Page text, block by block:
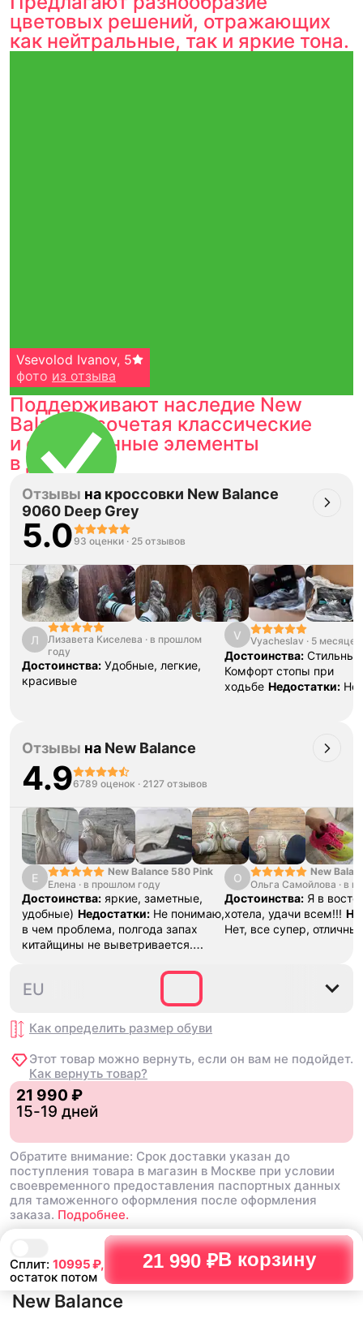
Сплит: 10995₽,
остаток потом
21 990 ₽В корзину
цветовых решений, отражающих
как нейтральные, так и яркие тона.
Тройная гарантия
оригинальности
Товар сертифицирован и опломбирован.
по 16 параметрам.
Если придёт подделка — вернём деньги
в трёхкратном размере.
Как мы провеяем товары
Vsevolod Ivanov, 5
фото из отзыва
Поддерживают наследие New
Balance, сочетая классические
и современные элементы
в дизайне.
Отзывы на кроссовки New Balance
9060 Deep Grey
5.0 93 оценки · 25 отзывов
Л Лизавета Киселева · в прошлом
году
Достоинства: Удобные, легкие,
красивые
V Vyacheslav · 5
Достоинства:
Комфорт стопы при
ходьбе Недостатки: Не
Отзывы на New Balance
4.96789 оценок · 2127 отзывов
Е
New Balance 580 Pink
Елена · в прошлом году
Достоинства: яркие, заметные,
удобные) Недостатки: Не понимаю,
в чем проблема, полгода запах
китайщины не выветривается.
За свои
деньги вполне норм.
О
New
Ольга Самойлова · в
Достоинства: Я в
хотела, удачи всем!!!
Нет, все супер,
38.5
EU
Как определить размер обуви
Этот товар можно вернуть, если он вам не подойдет.
Как вернуть товар?
21 990 ₽
15-19 дней
Обратите внимание: Срок доставки указан до
поступления товара в магазин в Москве при условии
своевременного предоставления паспортных данных
для таможенного оформления после оформления
заказа. Подробнее.
New Balance